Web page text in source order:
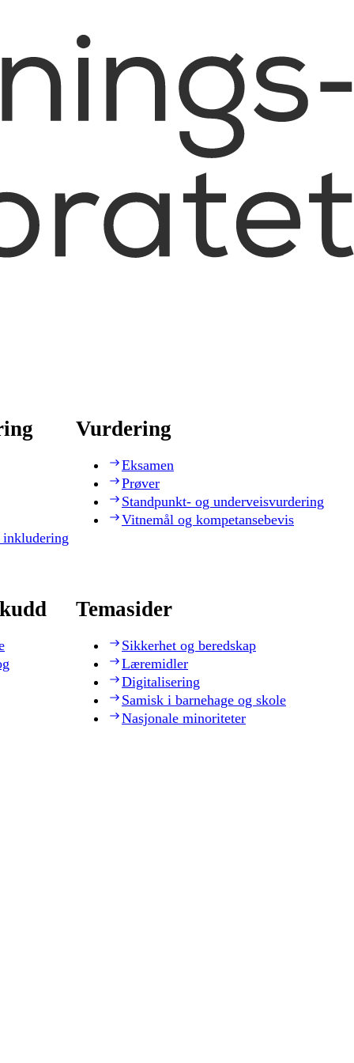
Vurdering
Eksamen
Prøver
Standpunkt- og underveisvurdering
Vitnemål og kompetansebevis
Temasider
Sikkerhet og beredskap
Læremidler
Digitalisering
Samisk i barnehage og skole
Nasjonale minoriteter